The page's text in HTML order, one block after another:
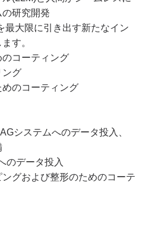
研究開発
大限に引き出す新たなイン
す。
のコーティング
ング
めのコーティング
システムへのデータ投入、
のデータ投入
ングおよび整形のためのコーテ